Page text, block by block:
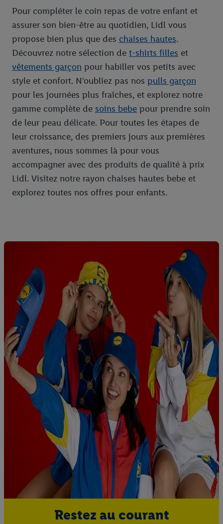
Pour compléter le coin repas de votre enfant et
assurer son bien-être au quotidien, Lidl vous
propose bien plus que des chaises hautes.
Découvrez notre sélection de t-shirts filles et
vêtements garçon pour habiller vos petits avec
style et confort. N'oubliez pas nos pulls garçon
pour les journées plus fraîches, et explorez notre
gamme complète de soins bebe pour prendre soin
de leur peau délicate. Pour toutes les étapes de
leur croissance, des premiers jours aux premières
aventures, nous sommes là pour vous
accompagner avec des produits de qualité à prix
Lidl. Visitez notre rayon chaises hautes bebe et
explorez toutes nos offres pour enfants.
Restez au courant